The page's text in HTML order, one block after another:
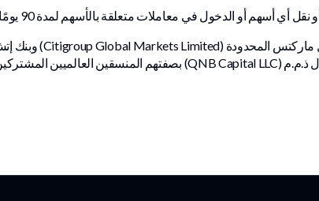
معاملات متعلقة بالأسهم لمدة 90 يومًا بعد تاريخ الإغلاق، وذلك وفقًا للوائح القطرية.